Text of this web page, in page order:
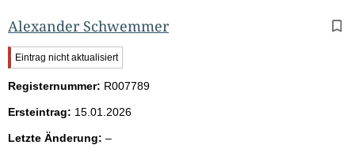
Alexander Schwemmer
W
i
c
t
g
Eintrag nicht aktualisiert
Registernummer: R007789
Ersteintrag: 15.01.2026
Letzte Änderung: –l